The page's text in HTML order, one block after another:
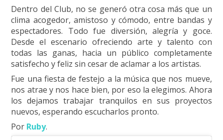
Dentro del Club, no se generó otra cosa más que un
clima acogedor, amistoso y cómodo, entre bandas y
espectadores. Todo fue diversión, alegría y goce.
Desde el escenario ofreciendo arte y talento con
todas las ganas, hacia un público completamente
satisfecho y feliz sin cesar de aclamar a los artistas.
Fue una fiesta de festejo a la música que nos mueve,
nos atrae y nos hace bien, por eso la elegimos. Ahora
los dejamos trabajar tranquilos en sus proyectos
nuevos, esperando escucharlos pronto.
Por Ruby.